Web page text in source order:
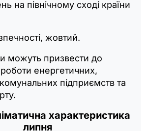
на північному сході країни
жовтий.
можуть призвести до
енергетичних,
підприємств та
характеристика
липня